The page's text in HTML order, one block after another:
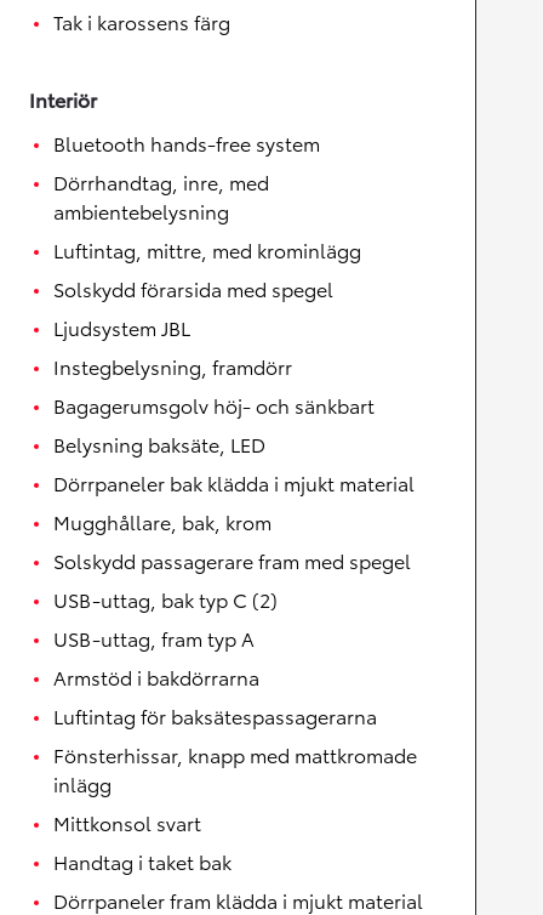
Tak i karossens färg
Interiör
Bluetooth hands-free system
Dörrhandtag, inre, med
ambientebelysning
Luftintag, mittre, med krominlägg
Solskydd förarsida med spegel
Ljudsystem JBL
Instegbelysning, framdörr
Bagagerumsgolv höj- och sänkbart
Belysning baksäte, LED
Dörrpaneler bak klädda i mjukt material
Mugghållare, bak, krom
Solskydd passagerare fram med spegel
USB-uttag, bak typ C (2)
USB-uttag, fram typ A
Armstöd i bakdörrarna
Luftintag för baksätespassagerarna
Fönsterhissar, knapp med mattkromade
inlägg
Mittkonsol svart
Handtag i taket bak
Dörrpaneler fram klädda i mjukt material